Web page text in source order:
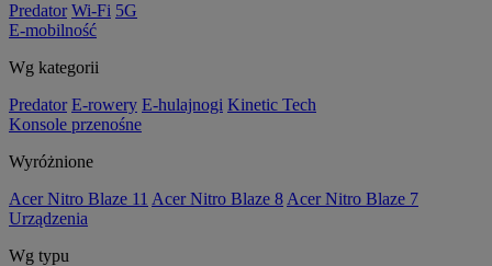
Predator Wi-Fi 5G
E-mobilność
Wg kategorii
Predator E-rowery E-hulajnogi Kinetic Tech
Konsole przenośne
Wyróżnione
Acer Nitro Blaze 11 Acer Nitro Blaze 8 Acer Nitro Blaze 7
Urządzenia
Wg typu